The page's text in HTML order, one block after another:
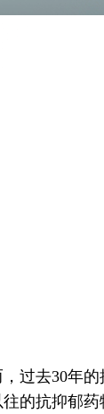
过去30年
的抗抑郁药